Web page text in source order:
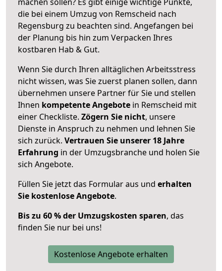
die bei einem Umzug von Remscheid nach
Regensburg zu beachten sind. Angefangen bei
der Planung bis hin zum Verpacken Ihres
kostbaren Hab & Gut.
Wenn Sie durch Ihren alltäglichen Arbeitsstress
nicht wissen, was Sie zuerst planen sollen, dann
übernehmen unsere Partner für Sie und stellen
Ihnen kompetente Angebote in Remscheid mit
einer Checkliste. Zögern Sie nicht, unsere
Dienste in Anspruch zu nehmen und lehnen Sie
sich zurück. Vertrauen Sie unserer 18 Jahre
Erfahrung in der Umzugsbranche und holen Sie
sich Angebote.
Füllen Sie jetzt das Formular aus und erhalten
Sie kostenlose Angebote.
Bis zu 60 % der Umzugskosten sparen, das
finden Sie nur bei uns!
Kostenlose Angebote erhalten